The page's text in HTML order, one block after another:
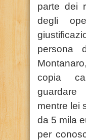
parte dei
degli
persona
copia
mentre lei
da 5 mila
per